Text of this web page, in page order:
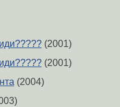
(2001)
(2001)
(2004)